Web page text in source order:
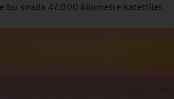
bu sırada 47.000 kilometre katettiler.